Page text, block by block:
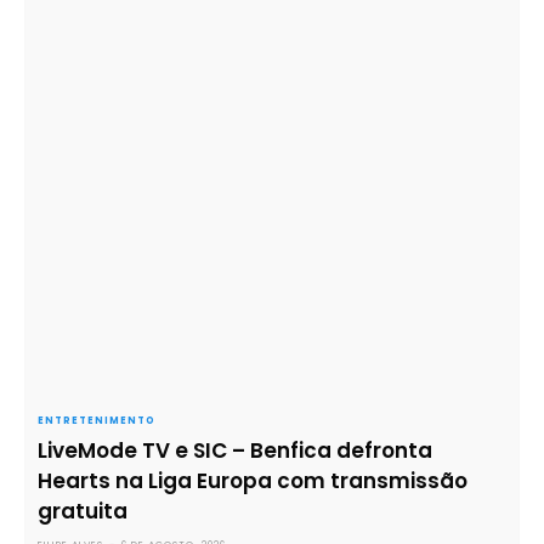
ENTRETENIMENTO
LiveMode TV e SIC – Benfica defronta
Hearts na Liga Europa com transmissão
gratuita